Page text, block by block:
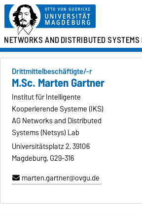
NETWORKS ANDDISTRIBUTED
Drittmittelbeschäftigte/-r
M.Sc. Marten Gartner
Institut für Intelligente
Kooperierende Systeme (IKS)
AG Networks and Distributed
Systems (Netsys) Lab
Universitätsplatz 2, 39106
Magdeburg, G29-316
marten.gartner@ovgu.de